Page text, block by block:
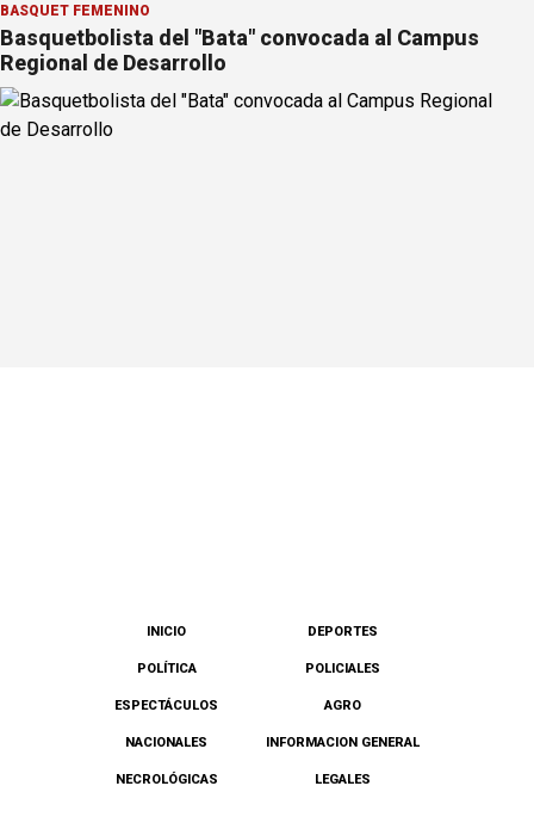
BÁSQUET FEMENINO
Basquetbolista del "Bata" convocada al Campus
Regional de Desarrollo
INICIO DEPORTES
POLÍTICA POLICIALES
ESPECTÁCULOS AGRO
NACIONALES INFORMACION GENERAL
NECROLÓGICAS LEGALES